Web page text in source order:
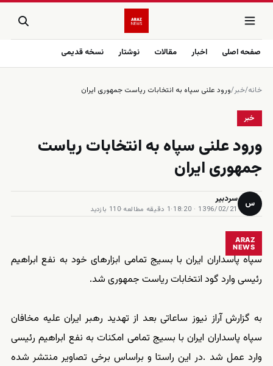
صفحه اصلی اخبار مقالات نوشتار نسخه قدیمی
خانه/خبر/ورود علنی سپاه به انتخابات ریاست جمهوری ایران
خبر
ورود علنی سپاه به انتخابات ریاست
جمهوری ایران
س سردبیر
1396/02/21 · 18:20
·1 دقیقه مطالعه ·110 بازدید
ARAZ
NEWS
سپاه پاسداران ایران با بسیج تمامی ابزارهای خود به نفع ابراهیم
رئیسی وارد گود انتخابات ریاست جمهوری شد.
به گزارش آراز نیوز ساعاتی بعد از تهدید رهبر ایران علیه مخافان
سپاه پاسداران ایران با بسیج تمامی امکنات به نفع ابراهیم رئیسی
وارد عمل شد .در این راستا و براساس برخی تصاویر منتشر شده